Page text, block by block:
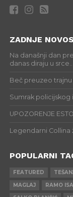
ZADNJE
Na današnji dan
danas diraju u srce..
Beč preuzeo
Sumrak policijskog
UPOZORENJE
Legendarni
POPULARNI
FEATURED
MAGLAJ
RAMO